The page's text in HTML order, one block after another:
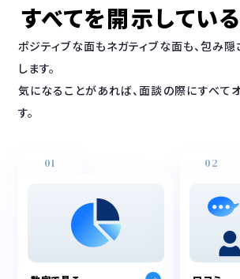
すべてを開示してい
ポジティブな面もネガティブな面も、包み
します。
気になることがあれば、面談の際にすべて
す。
01 02